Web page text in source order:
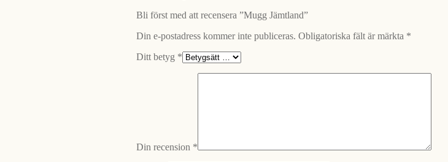
Bli först med att recensera ”Mugg Jämtland”
Din e-postadress kommer inte publiceras. Obligatoriska fält är märkta *
Ditt betyg *
Din recension *